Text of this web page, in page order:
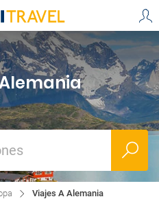
Viajes A Alemania